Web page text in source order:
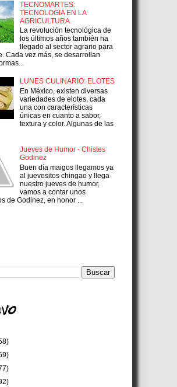
TECNOMARTES:
TECNOLOGIA EN LA
AGRICULTURA.
La revolución tecnológica de
los últimos años también ha
llegado al sector agrario para
Cada vez más, se desarrollan
LUNES CULINARIO: ELOTES
En México, existen diversas
variedades de elotes, cada
una con características
únicas en cuanto a sabor,
textura y color. Algunas de las
Jueves de Humor - Chistes
Godinez
Buen día maigos llegamos ya
al juevesitos chingao y llega
nuestro jueves de humor,
vamos a contar unos
de Godinez, en honor ...